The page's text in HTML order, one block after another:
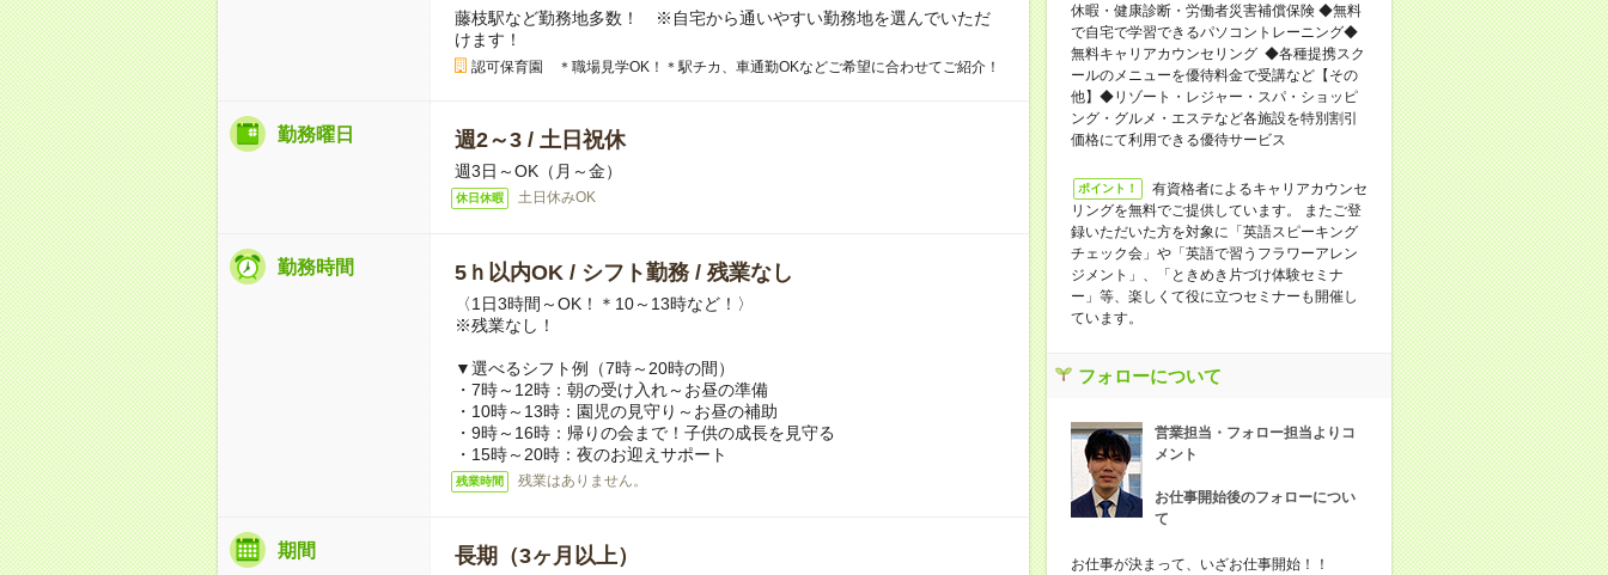
藤枝駅など勤務地多数！ ※自宅から通いやすい勤務地を選んでいただ
けます！
認可保育園 ＊職場見学OK！＊駅チカ、車通勤OKなどご希望に合わせてご紹介！
勤務曜日 週2～3 / 土日祝休
週3日～OK（月～金）
休日休暇 土日休みOK
勤務時間 5ｈ以内OK / シフト勤務 / 残業なし
〈1日3時間～OK！＊10～13時など！〉
※残業なし！
▼選べるシフト例（7時～20時の間）
・7時～12時：朝の受け入れ～お昼の準備
・10時～13時：園児の見守り～お昼の補助
・9時～16時：帰りの会まで！子供の成長を見守る
・15時～20時：夜のお迎えサポート
残業時間 残業はありません。
期間 長期（3ヶ月以上）
休暇・健康診断・労働者災害補償保険 ◆無料
で自宅で学習できるパソコントレーニング◆
無料キャリアカウンセリング ◆各種提携スク
ールのメニューを優待料金で受講など【その
他】◆リゾート・レジャー・スパ・ショッピ
ング・グルメ・エステなど各施設を特別割引
価格にて利用できる優待サービス
ポイント！
有資格者によるキャリアカウンセ
リングを無料でご提供しています。 またご登
録いただいた方を対象に「英語スピーキング
チェック会」や「英語で習うフラワーアレン
ジメント」、「ときめき片づけ体験セミナ
ー」等、楽しくて役に立つセミナーも開催し
ています。
フォローについて
営業担当・フォロー担当よりコ
メント
お仕事開始後のフォローについ
て
お仕事が決まって、いざお仕事開始！！